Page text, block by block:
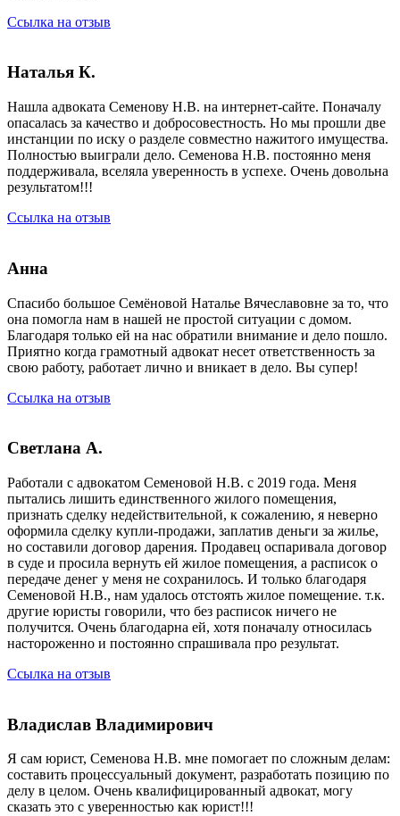
Ссылка на отзыв
Наталья К.
Нашла адвоката Семенову Н.В. на интернет-сайте. Поначалу
опасалась за качество и добросовестность. Но мы прошли две
инстанции по иску о разделе совместно нажитого имущества.
Полностью выиграли дело. Семенова Н.В. постоянно меня
поддерживала, вселяла уверенность в успехе. Очень довольна
результатом!!!
Ссылка на отзыв
Анна
Спасибо большое Семёновой Наталье Вячеславовне за то, что
она помогла нам в нашей не простой ситуации с домом.
Благодаря только ей на нас обратили внимание и дело пошло.
Приятно когда грамотный адвокат несет ответственность за
свою работу, работает лично и вникает в дело. Вы супер!
Ссылка на отзыв
Светлана А.
Работали с адвокатом Семеновой Н.В. с 2019 года. Меня
пытались лишить единственного жилого помещения,
признать сделку недействительной, к сожалению, я неверно
оформила сделку купли-продажи, заплатив деньги за жилье,
но составили договор дарения. Продавец оспаривала договор
в суде и просила вернуть ей жилое помещения, а расписок о
передаче денег у меня не сохранилось. И только благодаря
Семеновой Н.В., нам удалось отстоять жилое помещение. т.к.
другие юристы говорили, что без расписок ничего не
получится. Очень благодарна ей, хотя поначалу относилась
настороженно и постоянно спрашивала про результат.
Ссылка на отзыв
Владислав Владимирович
Я сам юрист, Семенова Н.В. мне помогает по сложным делам:
составить процессуальный документ, разработать позицию по
делу в целом. Очень квалифицированный адвокат, могу
сказать это с уверенностью как юрист!!!